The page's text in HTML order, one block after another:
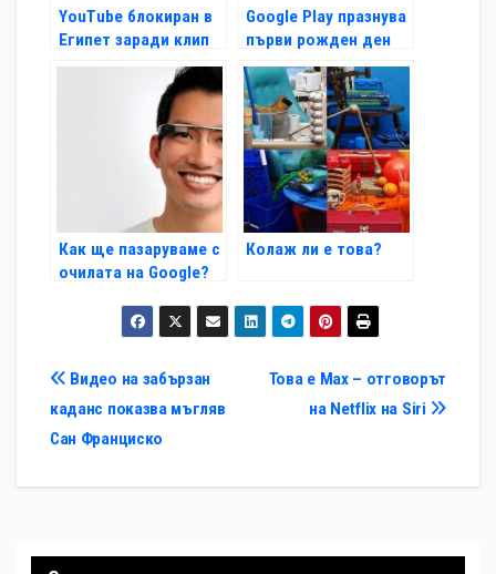
YouTube блокиран в
Египет заради клип
Google Play празнува
първи рожден ден
Как ще пазаруваме с
очилата на Google?
Колаж ли е това?
Навигация
Това е Max – отговорът
на Netflix на Siri
Видео на забързан
каданс показва мъгляв
Сан Франциско